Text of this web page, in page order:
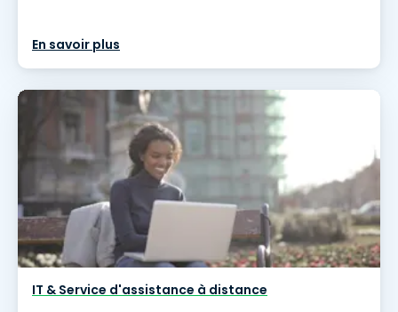
En savoir plus
IT & Service d'assistance à distance